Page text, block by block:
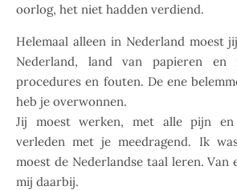
oorlog, het niet hadden verdiend.
Helemaal alleen in Nederland moest
Nederland, land van papieren en
procedures en fouten. De ene
heb je overwonnen.
Jij moest werken, met alle pijn
verleden met je meedragend. Ik
moest de Nederlandse taal leren. Van
mij daarbij.